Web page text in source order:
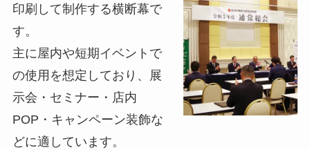
印刷して制作する横断幕で
す。
主に屋内や短期イベントで
の使用を想定しており、展
示会・セミナー・店内
POP・キャンペーン装飾な
どに適しています。